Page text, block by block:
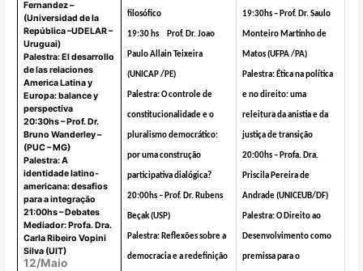
Fernandez –
(Universidad de la
República –UDELAR –
Uruguai)
Palestra: El desarrollo
de las relaciones
America Latina y
Europa: balance y
perspectiva
20:30hs – Prof. Dr.
Bruno Wanderley –
(PUC – MG)
Palestra: A
identidade latino-
americana: desafios
para a integração
21:00hs – Debates
Mediador: Profa. Dra.
Carla Ribeiro Vopini
Silva (UIT)
12/Maio
filosófico
19:30 hs Prof. Dr. Joao
Paulo Allain Teixeira
(UNICAP /PE)
Palestra: O controle de
constitucionalidade e o
pluralismo democrático:
por uma construção
participativa dialógica?
20:00hs – Prof. Dr. Rubens
Beçak (USP)
Palestra: Reflexões sobre a
democracia e a redefinição
19:30hs – Prof. Dr. Saulo
Monteiro Martinho de
Matos (UFPA /PA)
Palestra: Ética na política
e no direito: uma
releitura da anistia e da
justiça de transição
20:00hs – Profa. Dra.
Priscila Pereira de
Andrade (UNICEUB/DF)
Palestra: O Direito ao
Desenvolvimento como
premissa para o